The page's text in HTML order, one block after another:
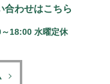
合わせはこちら
18:00 水曜定休